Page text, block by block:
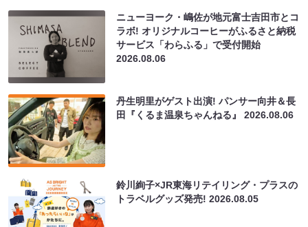
ニューヨーク・嶋佐が地元富士吉田市とコ
ラボ! オリジナルコーヒーがふるさと納税
サービス「わらふる」で受付開始
2026.08.06
丹生明里がゲスト出演! パンサー向井＆長
田『くるま温泉ちゃんねる』2026.08.06
鈴川絢子×JR東海リテイリング・プラスの
トラベルグッズ発売!2026.08.05